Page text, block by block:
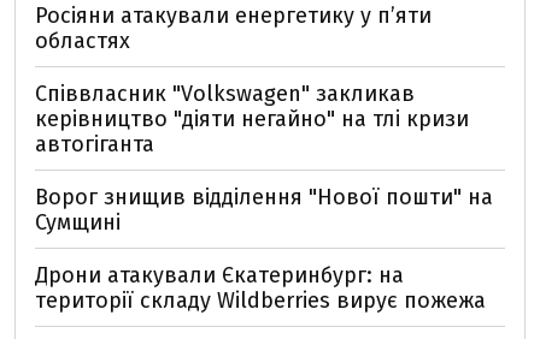
Росіяни атакували енергетику у пʼяти
областях
Співвласник "Volkswagen" закликав
керівництво "діяти негайно" на тлі кризи
автогіганта
Ворог знищив відділення "Нової пошти" на
Сумщині
Дрони атакували Єкатеринбург: на
території складу Wildberries вирує пожежа